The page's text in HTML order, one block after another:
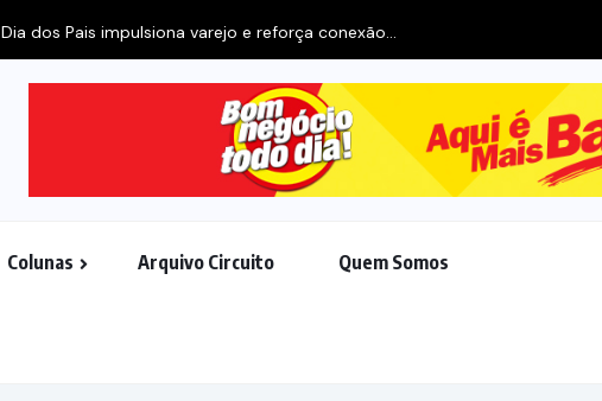
Dia dos Pais impulsiona varejo e reforça conexão...
Colunas Arquivo Circuito Quem Somos